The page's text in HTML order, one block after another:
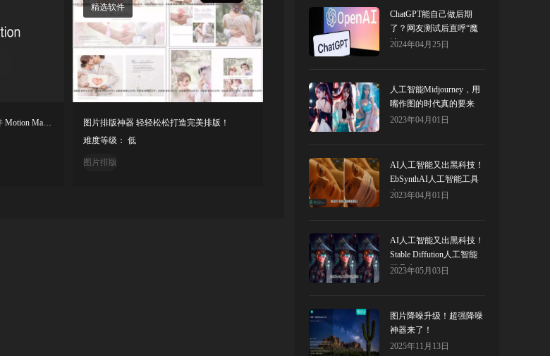
苹果运动图形工具视频制作软件 Motion Mac英/中文版
精选软件
图片排版神器 轻轻松松打造完美排版！
难度等级： 低
图片排版
ChatGPT能自己做后期
了？网友测试后直呼“魔
法”！
2024年04月25日
人工智能Midjourney，​用
嘴作图的时代真的要来
了！
2023年04月01日
AI人工智能又出黑科技！
EbSynthAI人工智能工具
来了！
2023年04月01日
AI人工智能又出黑科技！
Stable Diffution人工智能
工具来了！
2023年05月03日
图片降噪升级！超强降噪
神器来了！
2025年11月13日